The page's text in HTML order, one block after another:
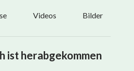
Videos Bilder
ist herabgekommen